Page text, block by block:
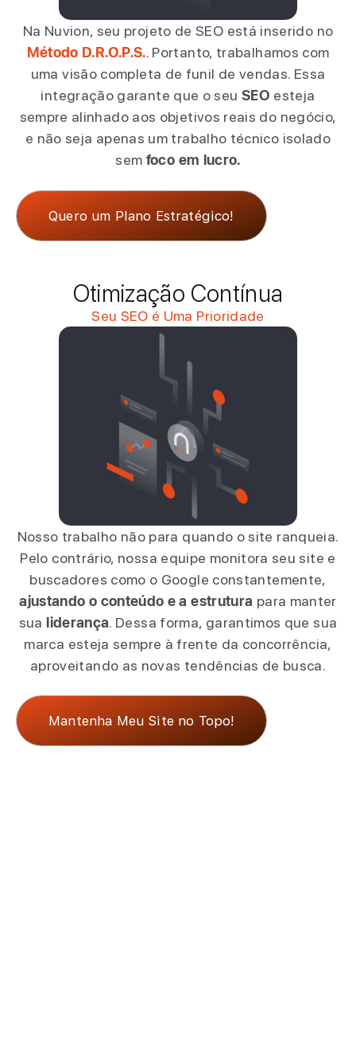
Na Nuvion, seu projeto de SEO está inserido no
Método D.R.O.P.S.. Portanto, trabalhamos com
uma visão completa de funil de vendas. Essa
integração garante que o seu SEO esteja
sempre alinhado aos objetivos reais do negócio,
e não seja apenas um trabalho técnico isolado
sem foco em lucro.
Quero um Plano Estratégico!
Otimização Contínua
Seu SEO é Uma Prioridade
Nosso trabalho não para quando o site ranqueia.
Pelo contrário, nossa equipe monitora seu site e
buscadores como o Google constantemente,
ajustando o conteúdo e a estrutura para manter
sua liderança. Dessa forma, garantimos que sua
marca esteja sempre à frente da concorrência,
aproveitando as novas tendências de busca.
Mantenha Meu Site no Topo!